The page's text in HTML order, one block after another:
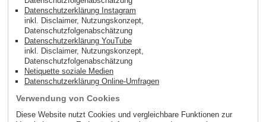
Datenschutzerklärung Instagram
inkl. Disclaimer, Nutzungskonzept,
Datenschutzfolgenabschätzung
Datenschutzerklärung YouTube
inkl. Disclaimer, Nutzungskonzept,
Datenschutzfolgenabschätzung
Netiquette soziale Medien
Datenschutzerklärung Online-Umfragen
Verwendung von Cookies
Diese Website nutzt Cookies und vergleichbare Funktionen zur